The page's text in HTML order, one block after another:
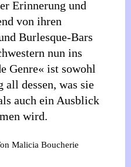
Erinnerung und
von ihren
Burlesque-Bars
nun ins
Genre« ist sowohl
all dessen, was sie
auch ein Ausblick
wird.
Malicia Boucherie